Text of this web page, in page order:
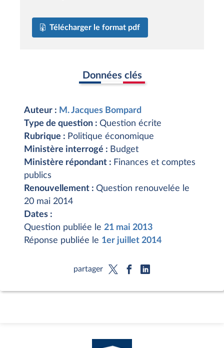
Télécharger le format pdf
Données clés
Auteur : M. Jacques Bompard
Type de question : Question écrite
Rubrique : Politique économique
Ministère interrogé : Budget
Ministère répondant : Finances et comptes
publics
Renouvellement : Question renouvelée le
20 mai 2014
Dates :
Question publiée le 21 mai 2013
Réponse publiée le 1er juillet 2014
partager